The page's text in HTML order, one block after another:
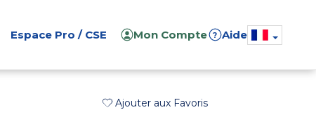
Espace Pro / CSE Mon Compte ? Aide
Ajouter aux Favoris